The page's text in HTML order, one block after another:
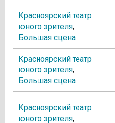
Красноярский театр
юного зрителя,
Большая сцена
Красноярский театр
юного зрителя,
Большая сцена
Красноярский театр
юного зрителя,